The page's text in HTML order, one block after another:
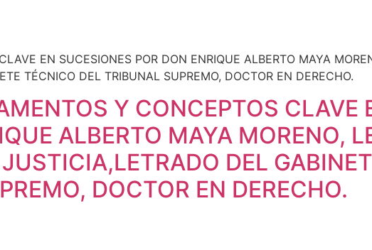
Y CONCEPTOS CLAVE
ALBERTO MAYA MORENO,
DEL
DOCTOR EN DERECHO.